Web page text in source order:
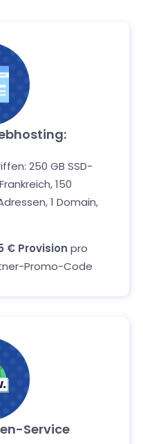
250 GB SSD-
150
1 Domain,
€ Provision pro
Promo-Code
Service